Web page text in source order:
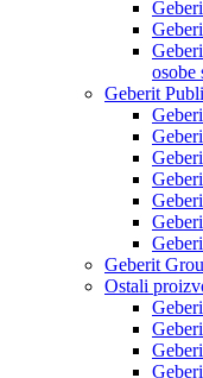
osobe
Geberit
Geberit
Ostali